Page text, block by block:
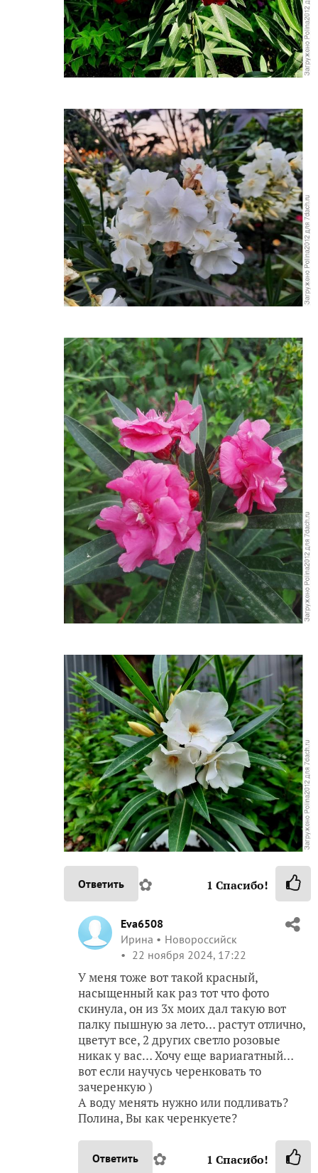
Ответить ✿ 1 Спасибо!
Eva6508
Ирина
Новороссийск
22 ноября 2024, 17:22
У меня тоже вот такой красный,
насыщенный как раз тот что фото
скинула, он из 3х моих дал такую вот
палку пышную за лето… растут отлично,
цветут все, 2 других светло розовые
никак у вас… Хочу еще вариагатный…
вот если научусь черенковать то
зачеренкую )
А воду менять нужно или подливать?
Полина, Вы как черенкуете?
Ответить ✿ 1 Спасибо!